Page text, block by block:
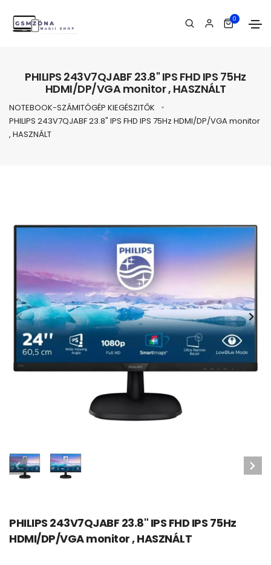
0
PHILIPS 243V7QJABF 23.8" IPS FHD IPS 75Hz
HDMI/DP/VGA monitor , HASZNÁLT
NOTEBOOK-SZÁMITÓGÉP KIEGÉSZITŐK
PHILIPS 243V7QJABF 23.8" IPS FHD IPS 75Hz HDMI/DP/VGA monitor
, HASZNÁLT
PHILIPS 243V7QJABF 23.8" IPS FHD IPS 75Hz
HDMI/DP/VGA monitor , HASZNÁLT